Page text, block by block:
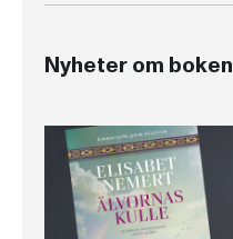
Nyheter om boken